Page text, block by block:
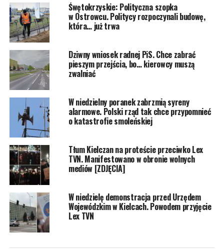
Śwętokrzyskie: Polityczna szopka
w Ostrowcu. Politycy rozpoczynali budowę,
która… już trwa
Dziwny wniosek radnej PiS. Chce zabrać
pieszym przejścia, bo… kierowcy muszą
zwalniać
W niedzielny poranek zabrzmią syreny
alarmowe. Polski rząd tak chce przypomnieć
o katastrofie smoleńskiej
Tłum Kielczan na proteście przeciwko Lex
TVN. Manifestowano w obronie wolnych
mediów [ZDJĘCIA]
W niedzielę demonstracja przed Urzędem
Wojewódzkim w Kielcach. Powodem przyjęcie
Lex TVN